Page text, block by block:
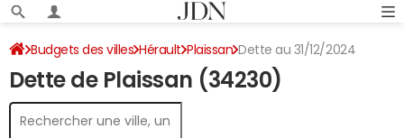
Budgets des villes Hérault Plaissan Dette au 31/12/2024
Dette de Plaissan (34230)